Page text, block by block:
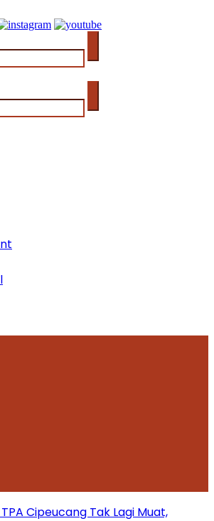
Cipeucang Tak Lagi Muat,